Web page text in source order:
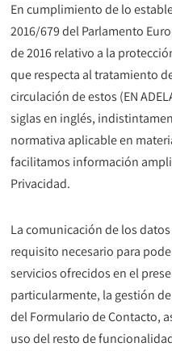
En cumplimiento de lo
2016/679 del Parlamento
de 2016 relativo a la
que respecta al tratamiento
circulación de estos (EN
siglas en inglés,
normativa aplicable en
facilitamos información
Privacidad.
La comunicación de los
requisito necesario para
servicios ofrecidos en el
particularmente, la gestión
del Formulario de Contacto,
uso del resto de